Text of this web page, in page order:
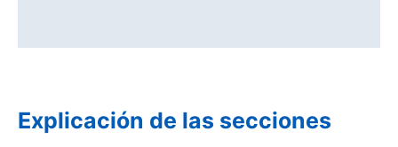
Explicación de las secciones